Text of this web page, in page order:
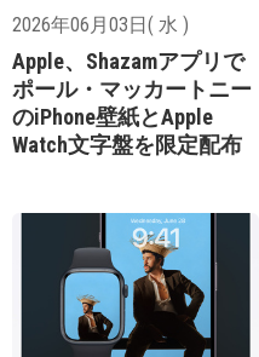
2026年06月03日( 水 )
Apple、Shazamアプリで
ポール・マッカートニー
のiPhone壁紙とApple
Watch文字盤を限定配布